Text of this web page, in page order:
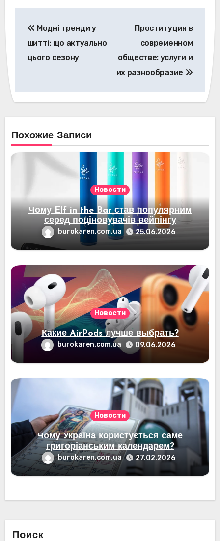
по
записям
Модні тренди у
шитті: що актуально
цього сезону
Проституция в
современном
обществе: услуги и
их разнообразие
Похожие Записи
Новости
Чому Elf in the Bar став популярним
серед поціновувачів вейпінгу
burokaren.com.ua 25.06.2026
Новости
Какие AirPods лучше выбрать?
burokaren.com.ua 09.06.2026
Новости
Чому Україна користується саме
григоріанським календарем?
burokaren.com.ua 27.02.2026
Поиск